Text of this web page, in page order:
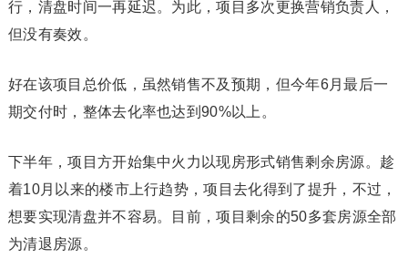
行，清盘时间一再延迟。为此，项目多次更换营销负责人，
但没有奏效。
好在该项目总价低，虽然销售不及预期，但今年6月最后一
期交付时，整体去化率也达到90%以上。
下半年，项目方开始集中火力以现房形式销售剩余房源。趁
着10月以来的楼市上行趋势，项目去化得到了提升，不过，
想要实现清盘并不容易。目前，项目剩余的50多套房源全部
为清退房源。